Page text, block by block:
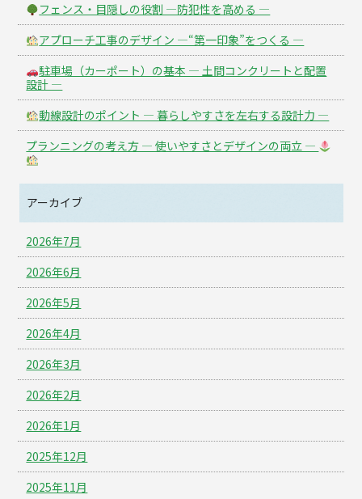
フェンス・目隠しの役割 ―防犯性を高める ―
アプローチ工事のデザイン ―“第一印象”をつくる ―
駐車場（カーポート）の基本 ― 土間コンクリートと配置
設計 ―
動線設計のポイント ― 暮らしやすさを左右する設計力 ―
プランニングの考え方 ― 使いやすさとデザインの両立 ―
アーカイブ
2026年7月
2026年6月
2026年5月
2026年4月
2026年3月
2026年2月
2026年1月
2025年12月
2025年11月